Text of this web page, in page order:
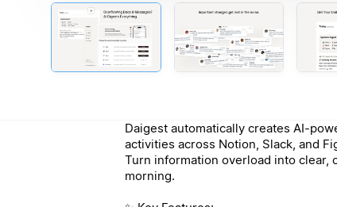
Daigest automatically creates AI-
activities across Notion, Slack, and
Turn information overload into
morning.